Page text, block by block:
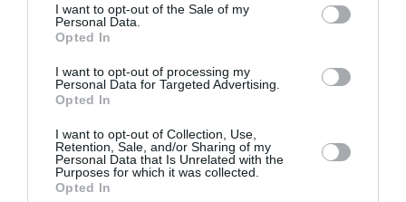
I want to opt-out of the Sale of my
Personal Data.
Opted In
I want to opt-out of processing my
Personal Data for Targeted Advertising.
Opted In
I want to opt-out of Collection, Use,
Retention, Sale, and/or Sharing of my
Personal Data that Is Unrelated with the
Purposes for which it was collected.
Opted In
«Παρεμποδίζοντας
την αποστασία,
Ιουλιανά 1965»:
βιβλίου στο
Μεταξουργείο
Σπύρος Κακατσάκης
– Ανακρίνοντας το
βιβλίου στα Public
Συντάγματος